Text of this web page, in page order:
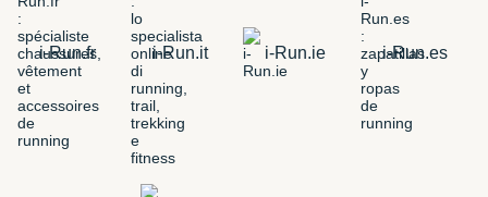
i-Run.fr i-Run.it i-Run.ie i-Run.es